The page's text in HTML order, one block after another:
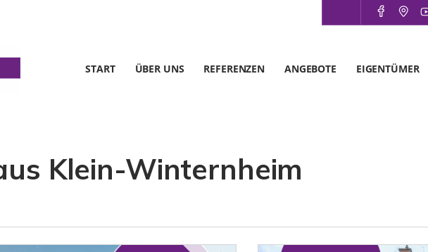
START ÜBER UNS REFERENZEN ANGEBOTE EIGENTÜMER
Klein-Winternheim